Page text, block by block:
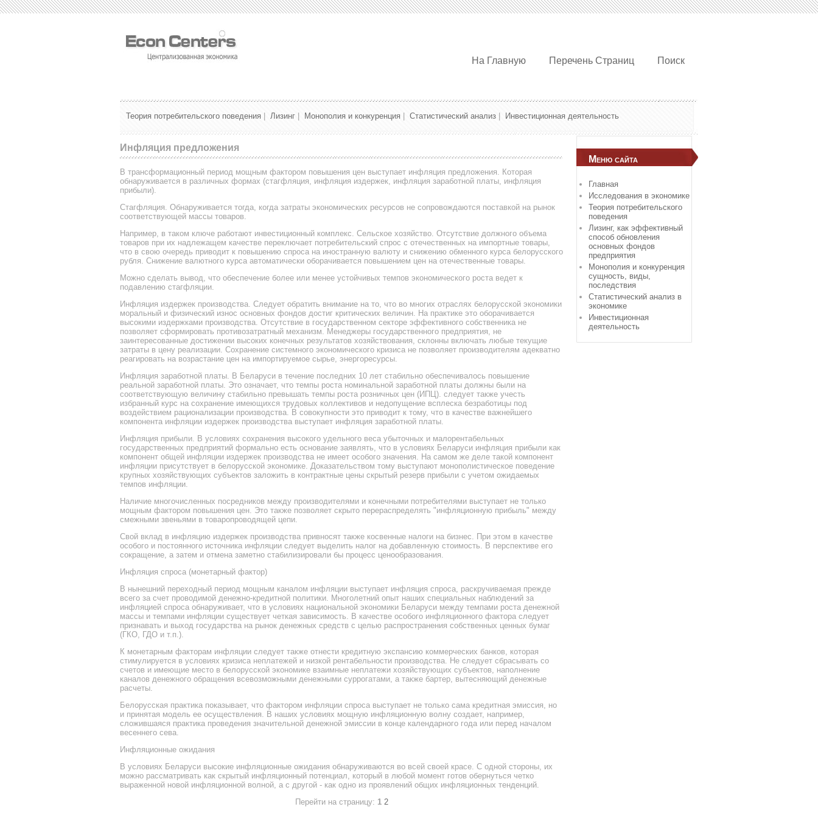
На Главную Перечень Страниц Поиск
Теория потребительского поведения Лизинг Монополия и конкуренция Статистический анализ Инвестиционная деятельность
Инфляция предложения
В трансформационный период мощным фактором повышения цен выступает инфляция предложения. Которая
обнаруживается в различных формах (стагфляция, инфляция издержек, инфляция заработной платы, инфляция
прибыли).
Стагфляция. Обнаруживается тогда, когда затраты экономических ресурсов не сопровождаются поставкой на рынок
соответствующей массы товаров.
Например, в таком ключе работают инвестиционный комплекс. Сельское хозяйство. Отсутствие должного объема
товаров при их надлежащем качестве переключает потребительский спрос с отечественных на импортные товары,
что в свою очередь приводит к повышению спроса на иностранную валюту и снижению обменного курса белорусского
рубля. Снижение валютного курса автоматически оборачивается повышением цен на отечественные товары.
Можно сделать вывод, что обеспечение более или менее устойчивых темпов экономического роста ведет к
подавлению стагфляции.
Инфляция издержек производства. Следует обратить внимание на то, что во многих отраслях белорусской экономики
моральный и физический износ основных фондов достиг критических величин. На практике это оборачивается
высокими издержками производства. Отсутствие в государственном секторе эффективного собственника не
позволяет сформировать противозатратный механизм. Менеджеры государственного предприятия, не
заинтересованные достижении высоких конечных результатов хозяйствования, склонны включать любые текущие
затраты в цену реализации. Сохранение системного экономического кризиса не позволяет производителям адекватно
реагировать на возрастание цен на импортируемое сырье, энергоресурсы.
Инфляция заработной платы. В Беларуси в течение последних 10 лет стабильно обеспечивалось повышение
реальной заработной платы. Это означает, что темпы роста номинальной заработной платы должны были на
соответствующую величину стабильно превышать темпы роста розничных цен (ИПЦ). следует также учесть
избранный курс на сохранение имеющихся трудовых коллективов и недопущение всплеска безработицы под
воздействием рационализации производства. В совокупности это приводит к тому, что в качестве важнейшего
компонента инфляции издержек производства выступает инфляция заработной платы.
Инфляция прибыли. В условиях сохранения высокого удельного веса убыточных и малорентабельных
государственных предприятий формально есть основание заявлять, что в условиях Беларуси инфляция прибыли как
компонент общей инфляции издержек производства не имеет особого значения. На самом же деле такой компонент
инфляции присутствует в белорусской экономике. Доказательством тому выступают монополистическое поведение
крупных хозяйствующих субъектов заложить в контрактные цены скрытый резерв прибыли с учетом ожидаемых
темпов инфляции.
Наличие многочисленных посредников между производителями и конечными потребителями выступает не только
мощным фактором повышения цен. Это также позволяет скрыто перераспределять "инфляционную прибыль" между
смежными звеньями в товаропроводящей цепи.
Свой вклад в инфляцию издержек производства привносят также косвенные налоги на бизнес. При этом в качестве
особого и постоянного источника инфляции следует выделить налог на добавленную стоимость. В перспективе его
сокращение, а затем и отмена заметно стабилизировали бы процесс ценообразования.
Инфляция спроса (монетарный фактор)
В нынешний переходный период мощным каналом инфляции выступает инфляция спроса, раскручиваемая прежде
всего за счет проводимой денежно-кредитной политики. Многолетний опыт наших специальных наблюдений за
инфляцией спроса обнаруживает, что в условиях национальной экономики Беларуси между темпами роста денежной
массы и темпами инфляции существует четкая зависимость. В качестве особого инфляционного фактора следует
признавать и выход государства на рынок денежных средств с целью распространения собственных ценных бумаг
(ГКО, ГДО и т.п.).
К монетарным факторам инфляции следует также отнести кредитную экспансию коммерческих банков, которая
стимулируется в условиях кризиса неплатежей и низкой рентабельности производства. Не следует сбрасывать со
счетов и имеющие место в белорусской экономике взаимные неплатежи хозяйствующих субъектов, наполнение
каналов денежного обращения всевозможными денежными суррогатами, а также бартер, вытесняющий денежные
расчеты.
Белорусская практика показывает, что фактором инфляции спроса выступает не только сама кредитная эмиссия, но
и принятая модель ее осуществления. В наших условиях мощную инфляционную волну создает, например,
сложившаяся практика проведения значительной денежной эмиссии в конце календарного года или перед началом
весеннего сева.
Инфляционные ожидания
В условиях Беларуси высокие инфляционные ожидания обнаруживаются во всей своей красе. С одной стороны, их
можно рассматривать как скрытый инфляционный потенциал, который в любой момент готов обернуться четко
выраженной новой инфляционной волной, а с другой - как одно из проявлений общих инфляционных тенденций.
Перейти на страницу: 1 2
Меню сайта
Главная
Исследования в экономике
Теория потребительского
поведения
Лизинг, как эффективный
способ обновления
основных фондов
предприятия
Монополия и конкуренция
сущность, виды,
последствия
Статистический анализ в
экономике
Инвестиционная
деятельность